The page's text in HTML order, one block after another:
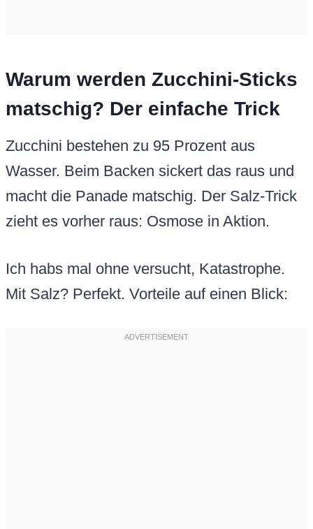
Warum werden Zucchini-Sticks
matschig? Der einfache Trick
Zucchini bestehen zu 95 Prozent aus
Wasser. Beim Backen sickert das raus und
macht die Panade matschig. Der Salz-Trick
zieht es vorher raus: Osmose in Aktion.
Ich habs mal ohne versucht, Katastrophe.
Mit Salz? Perfekt. Vorteile auf einen Blick: